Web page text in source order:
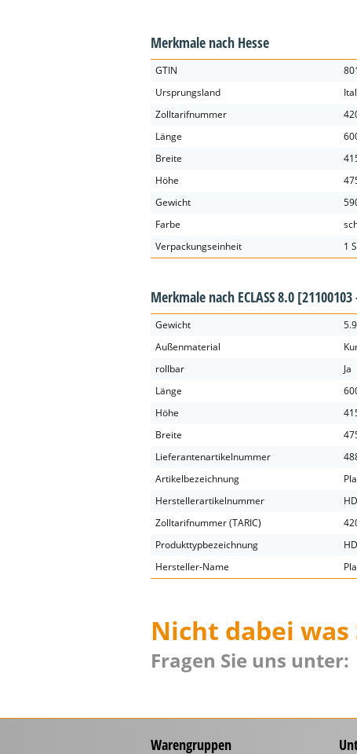
Merkmale nach Hesse
GTIN
Ursprungsland
Zolltarifnummer
Länge
Breite
Höhe
Gewicht
Farbe
Verpackungseinheit
1
Merkmale nach ECLASS 8.0
Gewicht
Außenmaterial
rollbar
Ja
Länge
Höhe
Breite
Lieferantenartikelnummer
Artikelbezeichnung
Herstellerartikelnummer
Zolltarifnummer (TARIC)
Produkttypbezeichnung
Hersteller-Name
Nicht dabei was
Fragen Sie uns unter:
Warengruppen